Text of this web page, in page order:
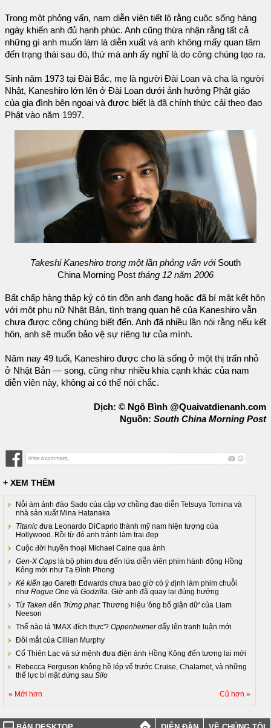
Trong một phỏng vấn, nam diễn viên tiết lộ rằng cuộc sống hàng
ngày khiến anh đủ hạnh phúc. Anh cũng thừa nhận rằng tất cả
những gì anh muốn làm là diễn xuất và anh không mấy quan tâm
đến trạng thái sau đó, thứ mà anh ấy nghĩ là do công chúng tạo ra.
Sinh năm 1973 tại Đài Bắc, mẹ là người Đài Loan và cha là người
Nhật, Kaneshiro lớn lên ở Đài Loan dưới ảnh hưởng Phật giáo
của gia đình bên ngoại và được biết là đã chính thức cải theo đạo
Phật vào năm 1997.
Takeshi Kaneshiro trong một lần phỏng vấn vớiSouth
China Morning Post tháng 12 năm 2006
Bất chấp hàng thập kỷ có tin đồn anh đang hoặc đã bí mật kết hôn
với một phụ nữ Nhật Bản, tình trạng quan hệ của Kaneshiro vẫn
chưa được công chúng biết đến. Anh đã nhiều lần nói rằng nếu kết
hôn, anh sẽ muốn bảo vệ sự riêng tư của mình.
Năm nay 49 tuổi, Kaneshiro được cho là sống ở một thị trấn nhỏ
ở Nhật Bản — song, cũng như nhiều khía cạnh khác của nam
diễn viên này, không ai có thể nói chắc.
Dịch: © Ngô Bình @Quaivatdienanh.com
Nguồn: South China Morning Post
+ XEM THÊM
Nỗi ám ảnh đảo Sado của cặp vợ chồng đạo diễn Tetsuya Tomina và
nhà sản xuất Mina Hatanaka
Titanic đưa Leonardo DiCaprio thành mỹ nam hiện tượng của
Hollywood. Rồi từ đó anh tránh làm trai đẹp
Cuộc đời huyền thoại Michael Caine qua ảnh
Gen-X Cops là bộ phim đưa đến lứa diễn viên phim hành động Hồng
Kông mới như Tạ Đình Phong
Kẻ kiến tạo Gareth Edwards chưa bao giờ có ý định làm phim chuỗi
như Rogue One và Godzilla. Giờ anh đã quay lại đúng hướng
Từ Taken đến Trừng phạt: Thương hiệu 'ông bố giận dữ' của Liam
Neeson
Thế nào là 'IMAX đích thực'? Oppenheimerdấy lên tranh luận mới
Đôi mắt của Cillian Murphy
Cổ Thiên Lạc và sứ mệnh đưa điện ảnh Hồng Kông đến tương lai mới
Rebecca Ferguson không hề lép vế trước Cruise, Chalamet, và những
thế lực bí mật đứng sau Silo
« Mới hơn Cũ hơn »